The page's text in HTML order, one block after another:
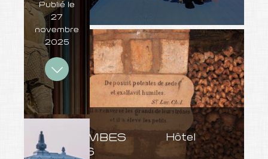
CATACOMBES
DE PARIS
Hôtel
Publié le
27
novembre
2025